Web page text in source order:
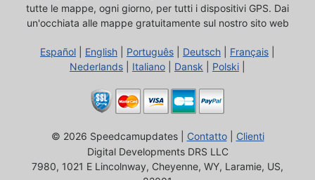
tutte le mappe, ogni giorno, per tutti i dispositivi GPS. Dai
un'occhiata alle mappe gratuitamente sul nostro sito web
Español English Português Deutsch Français
Nederlands
Italiano Dansk Polski
© 2026 Speedcamupdates | Contatto| Clienti
Digital Developments DRS LLC
7980, 1021 E Lincolnway, Cheyenne, WY, Laramie, US,